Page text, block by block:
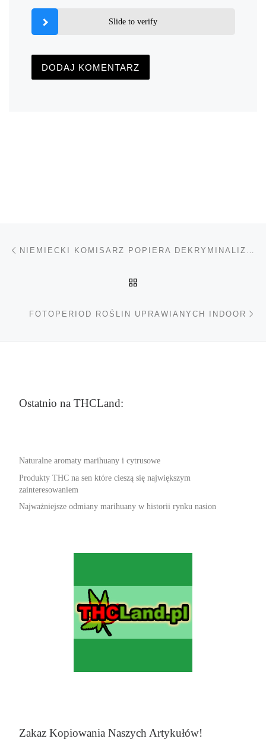
Slide to verify
Nawigacja wpisu
FOTOPERIOD ROŚLIN UPRAWIANYCH INDOOR
Ostatnio na THCLand:
Naturalne aromaty marihuany i cytrusowe
Produkty THC na sen które cieszą się największym
zainteresowaniem
Najważniejsze odmiany marihuany w historii rynku nasion
Zakaz Kopiowania Naszych Artykułów!